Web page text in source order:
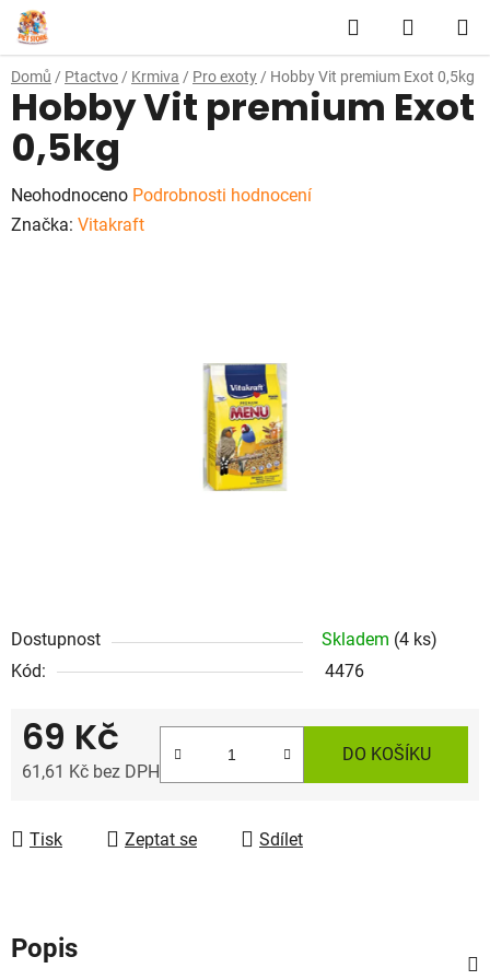
Přejít
na
obsah
Hledat
KOŠÍK
Domů / Ptactvo / Krmiva / Pro exoty / Hobby Vit premium Exot 0,5kg
Dostupnost Skladem (4 ks)
Kód:
4476
69 Kč
61,61 Kč bez DPH
DO KOŠÍKU
Tisk Zeptat se Sdílet
Hobby Vit premium Exot
0,5kg
Průměrné
hodnocení
Neohodnoceno Podrobnosti hodnocení
Značka: Vitakraft
Popis